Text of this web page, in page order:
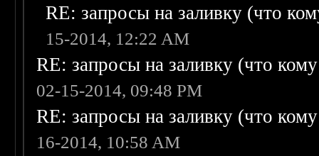
RE: запросы на заливку (что
15-2014, 12:22 AM
RE: запросы на заливку (что
02-15-2014, 09:48 PM
RE: запросы на заливку (что
16-2014, 10:58 AM